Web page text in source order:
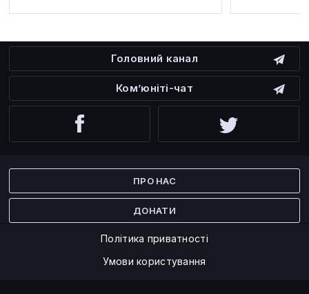
Головний канал
Ком’юніті-чат
ПРО НАС
ДОНАТИ
Політика приватності
Умови користування